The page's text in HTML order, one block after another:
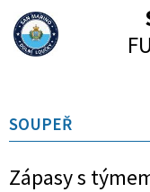
SOUPEŘ
Zápasy s